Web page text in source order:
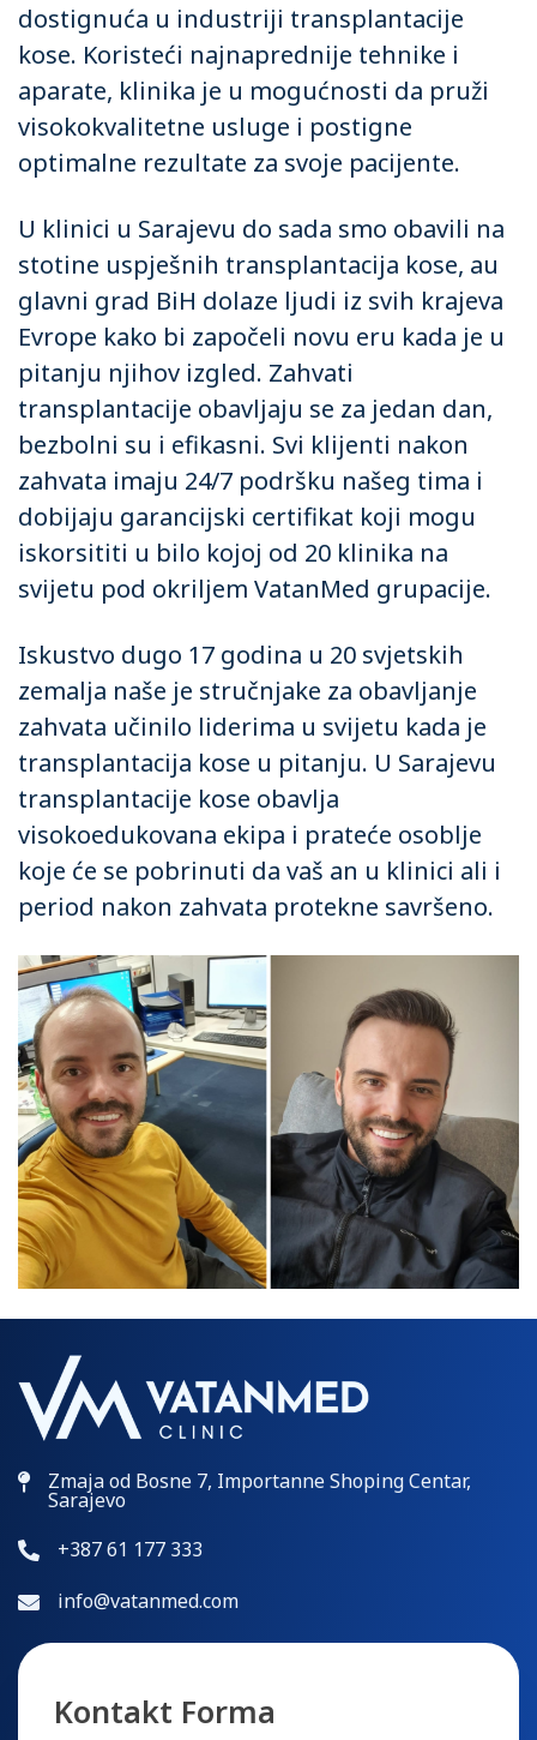
dostignuća u industriji transplantacije
kose. Koristeći najnaprednije tehnike i
aparate, klinika je u mogućnosti da pruži
visokokvalitetne usluge i postigne
optimalne rezultate za svoje pacijente.
U klinici u Sarajevu do sada smo obavili na
stotine uspješnih transplantacija kose, au
glavni grad BiH dolaze ljudi iz svih krajeva
Evrope kako bi započeli novu eru kada je u
pitanju njihov izgled. Zahvati
transplantacije obavljaju se za jedan dan,
bezbolni su i efikasni. Svi klijenti nakon
zahvata imaju 24/7 podršku našeg tima i
dobijaju garancijski certifikat koji mogu
iskorsititi u bilo kojoj od 20 klinika na
svijetu pod okriljem VatanMed grupacije.
Iskustvo dugo 17 godina u 20 svjetskih
zemalja naše je stručnjake za obavljanje
zahvata učinilo liderima u svijetu kada je
transplantacija kose u pitanju. U Sarajevu
transplantacije kose obavlja
visokoedukovana ekipa i prateće osoblje
koje će se pobrinuti da vaš an u klinici ali i
period nakon zahvata protekne savršeno.
Zmaja od Bosne 7, Importanne Shoping Centar,
Sarajevo
+387 61 177 333
info@vatanmed.com
Kontakt Forma